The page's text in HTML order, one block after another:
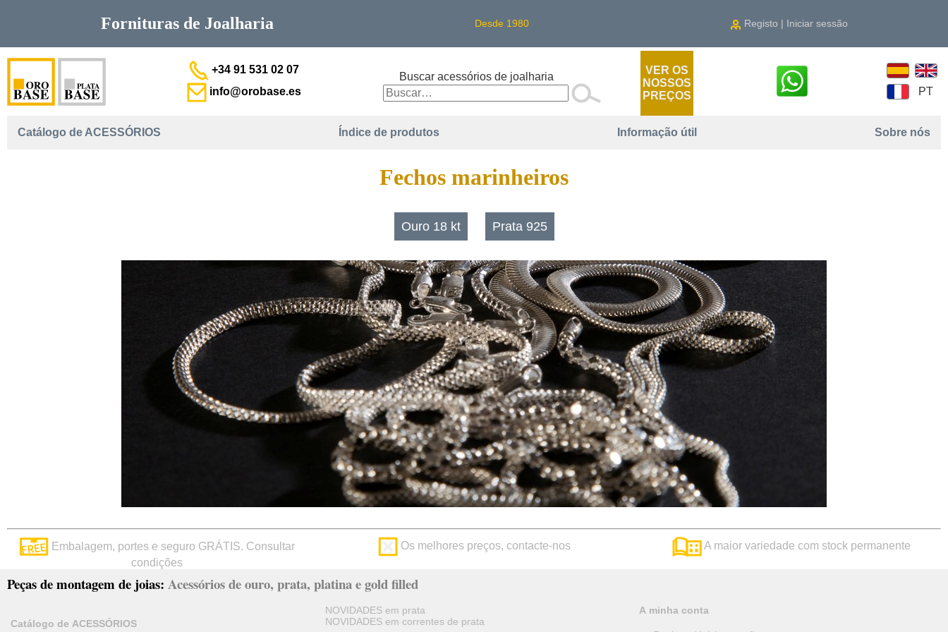
Fornituras de Joalharia Desde 1980 Registo | Iniciar sessão
+34 91 531 02 07
info@orobase.es
Buscar acessórios de joalharia
VER OS
NOSSOS
PREÇOS
PT
Catálogo de ACESSÓRIOS Índice de produtos Informação útil Sobre nós
Fechos marinheiros
Ouro 18 kt Prata 925
Embalagem, portes e seguro GRÁTIS. Consultar
condições
Os melhores preços, contacte-nos A maior variedade com stock permanente
Peças de montagem de joias: Acessórios de ouro, prata, platina e gold filled
Catálogo de ACESSÓRIOS
NOVIDADES em prata
NOVIDADES em correntes de prata
A minha conta